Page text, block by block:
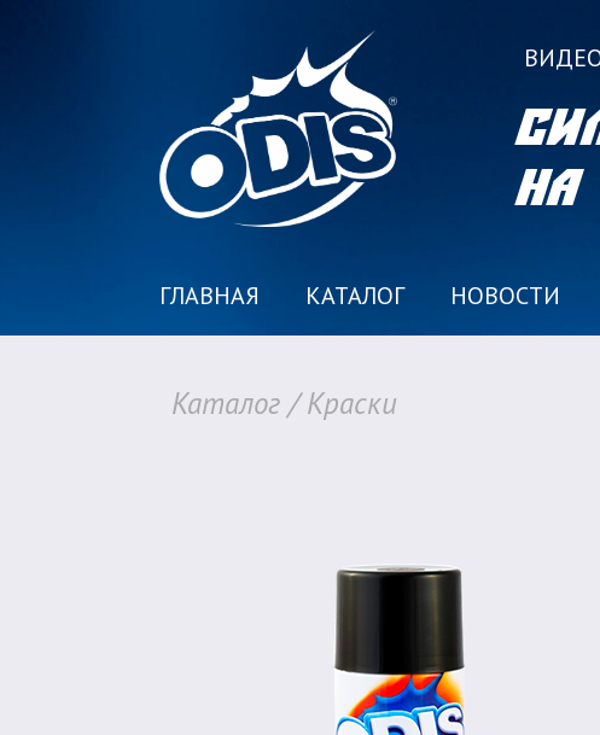
на
ГЛАВНАЯ КАТАЛОГ НОВОСТИ
Каталог /Краски